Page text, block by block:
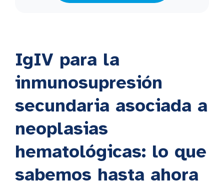
IgIV para la
inmunosupresión
secundaria asociada a
neoplasias
hematológicas: lo que
sabemos hasta ahora